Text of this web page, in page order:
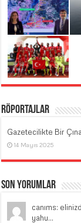
Röportajlar
Gazetecilikte Bir
14 Mayıs 2025
Son Yorumlar
canıms:
yahu...